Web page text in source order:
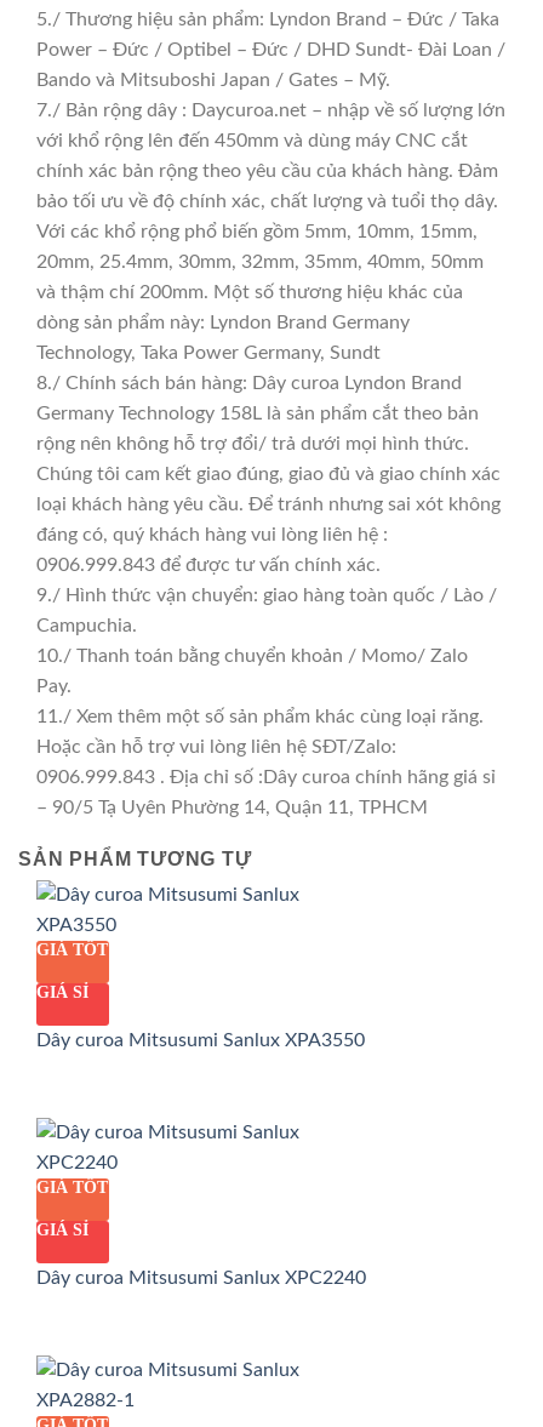
5./ Thương hiệu sản phẩm: Lyndon Brand – Đức / Taka
Power – Đức / Optibel – Đức / DHD Sundt- Đài Loan /
Bando và Mitsuboshi Japan / Gates – Mỹ.
7./ Bản rộng dây : Daycuroa.net – nhập về số lượng lớn
với khổ rộng lên đến 450mm và dùng máy CNC cắt
chính xác bản rộng theo yêu cầu của khách hàng. Đảm
bảo tối ưu về độ chính xác, chất lượng và tuổi thọ dây.
Với các khổ rộng phổ biến gồm 5mm, 10mm, 15mm,
20mm, 25.4mm, 30mm, 32mm, 35mm, 40mm, 50mm
và thậm chí 200mm. Một số thương hiệu khác của
dòng sản phẩm này: Lyndon Brand Germany
Technology, Taka Power Germany, Sundt
8./ Chính sách bán hàng: Dây curoa Lyndon Brand
Germany Technology 158L là sản phẩm cắt theo bản
rộng nên không hỗ trợ đổi/ trả dưới mọi hình thức.
Chúng tôi cam kết giao đúng, giao đủ và giao chính xác
loại khách hàng yêu cầu. Để tránh nhưng sai xót không
đáng có, quý khách hàng vui lòng liên hệ :
0906.999.843 để được tư vấn chính xác.
9./ Hình thức vận chuyển: giao hàng toàn quốc / Lào /
Campuchia.
10./ Thanh toán bằng chuyển khoản / Momo/ Zalo
Pay.
11./ Xem thêm một số sản phẩm khác cùng loại răng.
Hoặc cần hỗ trợ vui lòng liên hệ SĐT/Zalo:
0906.999.843 . Địa chỉ số :Dây curoa chính hãng giá sỉ
– 90/5 Tạ Uyên Phường 14, Quận 11, TPHCM
SẢN PHẨM TƯƠNG TỰ
GIÁ TỐT
GIÁ SỈ
Dây curoa Mitsusumi Sanlux XPA3550
GIÁ TỐT
GIÁ SỈ
Dây curoa Mitsusumi Sanlux XPC2240